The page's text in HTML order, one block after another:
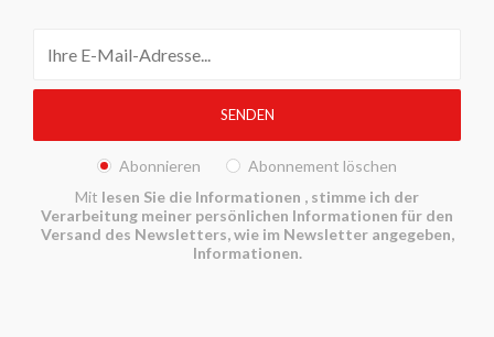
Abonnieren
Abonnement löschen
Mit lesen Sie die Informationen , stimme ich der
Verarbeitung meiner persönlichen Informationen für den
Versand des Newsletters, wie im Newsletter angegeben,
Informationen.